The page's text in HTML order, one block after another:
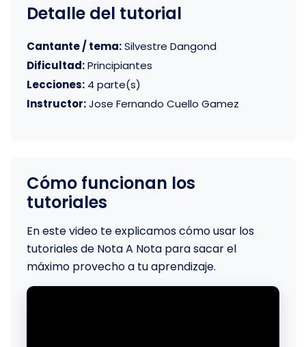
Detalle del tutorial
Cantante / tema:Silvestre Dangond
Dificultad:Principiantes
Lecciones: 4 parte(s)
Instructor:Jose Fernando Cuello Gamez
Cómo funcionan los
tutoriales
En este video te explicamos cómo usar los
tutoriales de Nota A Nota para sacar el
máximo provecho a tu aprendizaje.